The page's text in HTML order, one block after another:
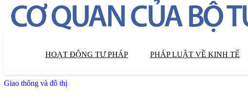
HOẠT ĐỘNG TƯ PHÁP PHÁP LUẬT VỀ KINH TẾ
Giao thông và đô thị